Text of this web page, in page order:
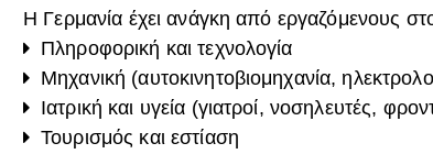
Η Γερμανία έχει ανάγκη από εργαζόμενους
Πληροφορική και τεχνολογία
Μηχανική (αυτοκινητοβιομηχανία,
Ιατρική και υγεία (γιατροί, νοσηλευτές,
Τουρισμός και εστίαση